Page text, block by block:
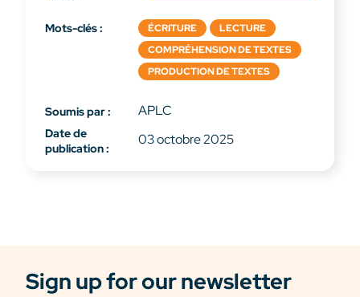
Mots-clés : ÉCRITURE
LECTURE
COMPRÉHENSION DE TEXTES
PRODUCTION DE TEXTES
Soumis par : APLC
Date de
publication :
03 octobre 2025
Sign up for our newsletter